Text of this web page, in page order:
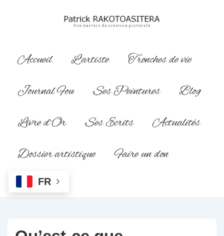
principal
Navigation
Accueil L’artiste
Tronches de vie
Journal Fou
Ses Peintures
Blog
Livre d’Or
Ses Ecrits
Actualités
Dossier artistique
Faire un don
FR